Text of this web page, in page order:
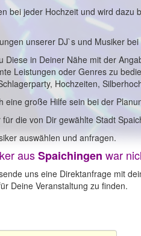
bei jeder Hochzeit und wird
unserer DJ`s und Musiker bei
Diese in Deiner Nähe mit der
Leistungen oder Genres zu
Hochzeiten,
eine große Hilfe sein bei der
die von Dir gewählte Stadt
auswählen und anfragen.
ausSpaichingen war
uns eine Direktanfrage mit
Deine Veranstaltung zu finden.